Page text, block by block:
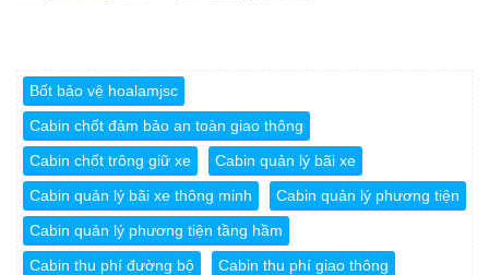
Bốt bảo vệ hoalamjsc
Cabin chốt đảm bảo an toàn giao thông
Cabin chốt trông giữ xe
Cabin quản lý bãi xe
Cabin quản lý bãi xe thông minh
Cabin quản lý phương tiện
Cabin quản lý phương tiện tầng hầm
Cabin thu phí đường bộ
Cabin thu phí giao thông